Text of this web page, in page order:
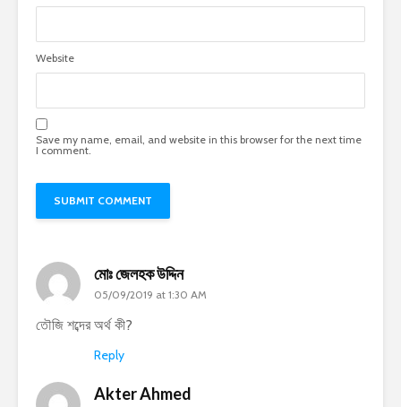
Website
Save my name, email, and website in this browser for the next time
I comment.
মোঃ জেলহক উদ্দিন
05/09/2019 at 1:30 AM
তৌজি শব্দের অর্থ কী?
Reply
Akter Ahmed